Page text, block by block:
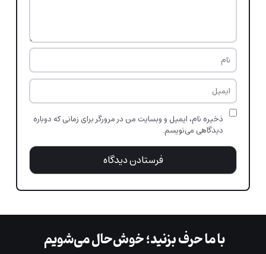
ذخیره نام، ایمیل و وبسایت من در مرورگر برای زمانی که دوباره
دیدگاهی می‌نویسم.
با ما حرف بزنید؛ خوش‌حال می‌شویم